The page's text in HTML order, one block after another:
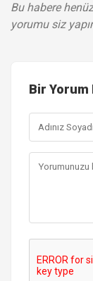
Bu habere
yorumu siz
Bir Yorum